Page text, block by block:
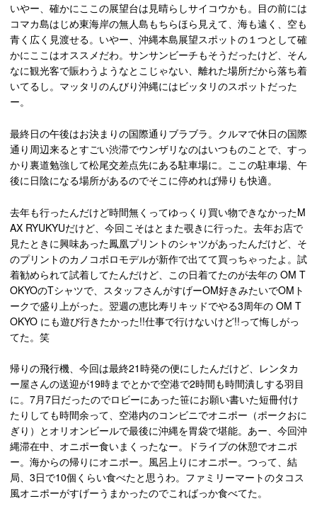
いやー、確かにここの展望台は見晴らしサイコウかも。目の前には
コマカ島はじめ東海岸の無人島もちらほら見えて、海も遠く、空も
青く広く見渡せる。いやー、沖縄本島展望スポットの１つとして確
かにここはオススメだわ。サンサンビーチもそうだったけど、そん
なに観光客で賑わうようなとこじゃない、離れた場所だから落ち着
いてるし。マッタリのんびり沖縄にはビッタリのスポットだった
ー。
最終日の午後はお決まりの国際通りブラブラ。クルマで休日の国際
通り周辺来るとすごい渋滞でウンザリなのはいつものことで、すっ
かり裏道勉強して松尾交差点先にある駐車場に。ここの駐車場、午
後に日陰になる場所があるのでそこに停めれば帰りも快適。
去年も行ったんだけど時間無くってゆっくり買い物できなかったM
AX RYUKYUだけど、今回こそはとまた覗きに行った。去年お店で
見たときに興味あった鳳凰プリントのシャツがあったんだけど、そ
のプリントのカノコポロモデルが新作で出てて買っちゃったよ。試
着勧められて試着してたんだけど、この日着てたのが去年の OM T
OKYOのTシャツで、スタッフさんがすげーOM好きみたいでOMト
ークで盛り上がった。翌週の恵比寿リキッドでやる3周年の OM T
OKYO にも遊び行きたかった!!仕事で行けないけど!!って悔しがっ
てた。笑
帰りの飛行機、今回は最終21時発の便にしたんだけど、レンタカ
ー屋さんの送迎が19時までとかで空港で2時間も時間潰しする羽目
に。7月7日だったのでロビーにあった笹にお願い書いた短冊付け
たりしても時間余って、空港内のコンビニでオニポー（ポークおに
ぎり）とオリオンビールで最後に沖縄を胃袋で堪能。あー、今回沖
縄滞在中、オニポー食いまくったなー。ドライブの休憩でオニポ
ー。海からの帰りにオニポー。風呂上りにオニポー。つって、結
局、3日で10個くらい食べたと思うわ。ファミリーマートのタコス
風オニポーがすげーうまかったのでこればっか食べてた。